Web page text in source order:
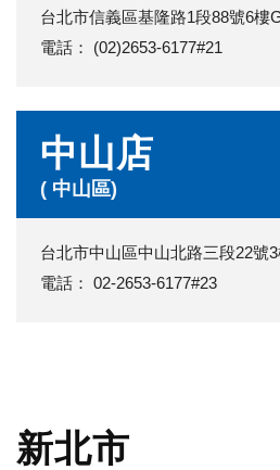
台北市信義區基隆路1段88號6樓
電話： (02)2653-6177#21
中山店
( 中山區)
台北市中山區中山北路三段22號
電話： 02-2653-6177#23
新北市